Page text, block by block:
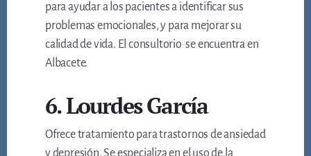
para ayudar a los pacientes a identificar sus
problemas emocionales, y para mejorar su
calidad de vida. El consultorio se encuentra en
Albacete.
6. Lourdes García
Ofrece tratamiento para trastornos de ansiedad
y depresión. Se especializa en el uso de la